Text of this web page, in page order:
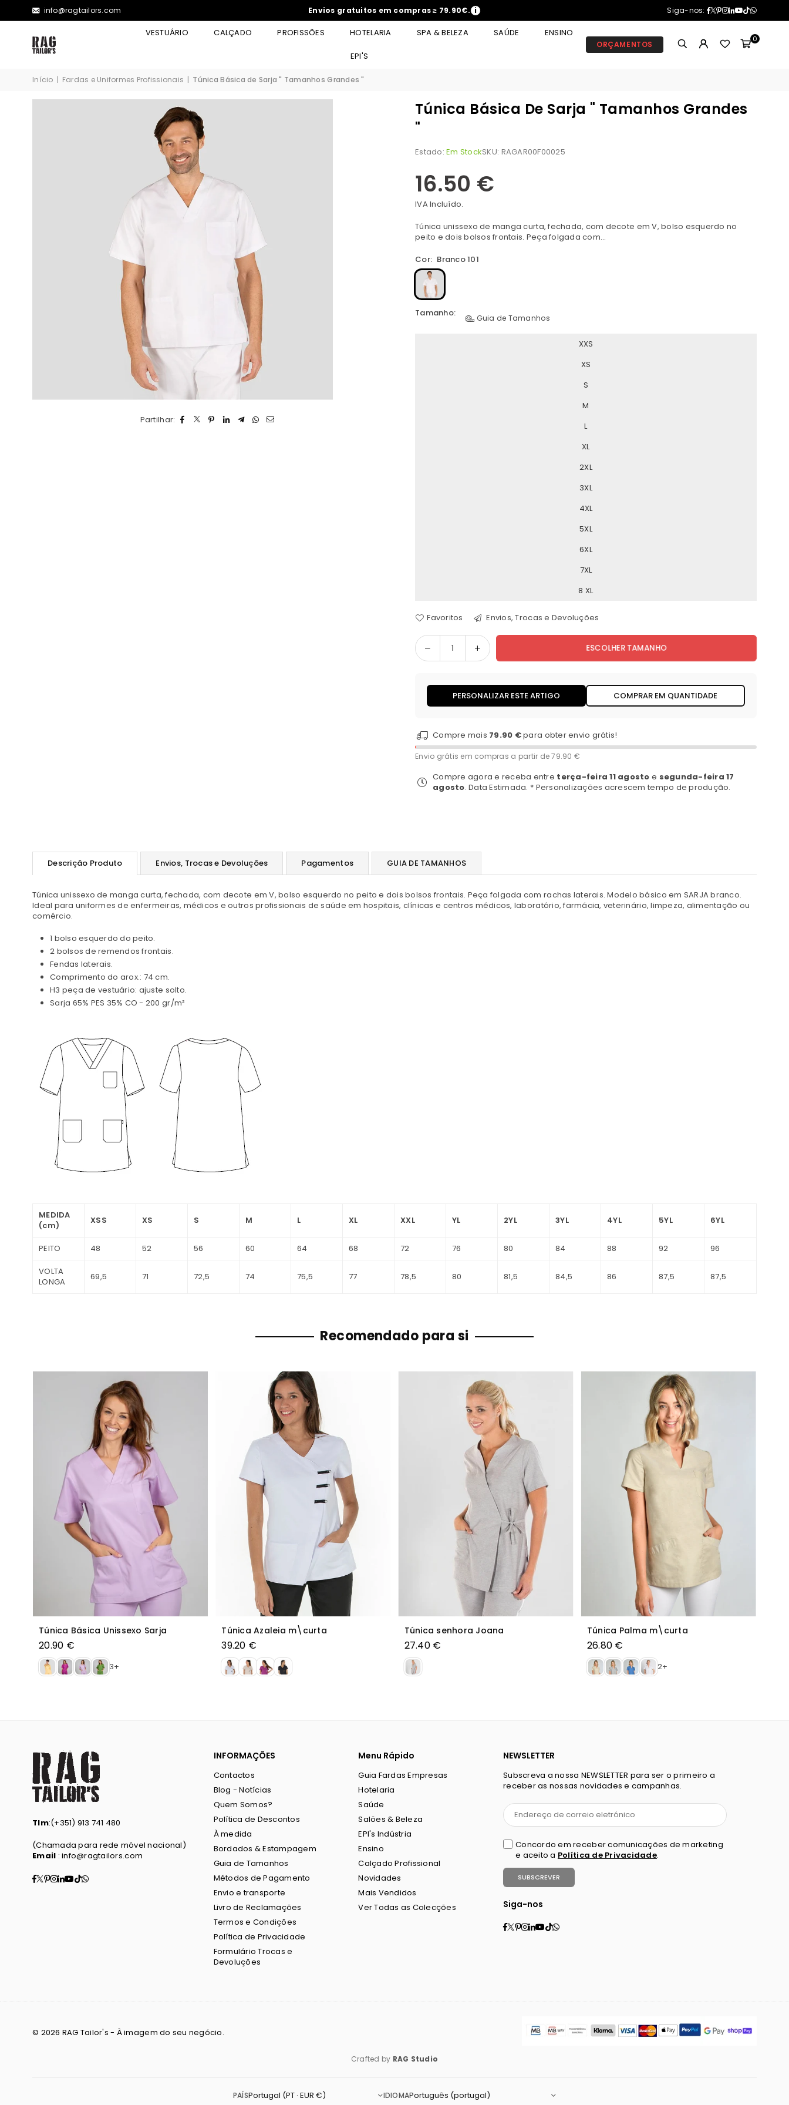
info@ragtailors.com Envios gratuitos em compras ≥ 79.90€. i Siga-nos: Facebook
Twitter
Pinterest
Instagram
Linkedin
YouTube
TikTok
VESTUÁRIO CALÇADO PROFISSÕES HOTELARIA SPA & BELEZA SAÚDE ENSINO
EPI'S
ORÇAMENTOS
0
Início | Fardas e Uniformes Profissionais | Túnica Básica de Sarja " Tamanhos Grandes "
Partilhar:
Túnica Básica De Sarja " Tamanhos Grandes
"
Estado:Em StockSKU: RAGAR00F00025
Preço
normal
16.50 €
IVA Incluído.
Túnica unissexo de manga curta, fechada, com decote em V, bolso esquerdo no
peito e dois bolsos frontais. Peça folgada com...
Cor: Branco 101
Tamanho: Guia de Tamanhos
XXS
XS
S
M
L
XL
2XL
3XL
4XL
5XL
6XL
7XL
8 XL
Favoritos Envios, Trocas e Devoluções
Quantidade ESCOLHER TAMANHO
PERSONALIZAR ESTE ARTIGO COMPRAR EM QUANTIDADE
Compre mais 79.90 €para obter envio grátis!
Envio grátis em compras a partir de79.90 €
Compre agora e receba entre terça-feira 11 agosto e segunda-feira 17
agosto. Data Estimada. * Personalizações acrescem tempo de produção.
Descrição Produto Envios, Trocas e Devoluções Pagamentos GUIA DE TAMANHOS
Túnica unissexo de manga curta, fechada, com decote em V, bolso esquerdo no peito e dois bolsos frontais. Peça folgada com rachas laterais.Modelo básico em SARJA branco.
Ideal para uniformes de enfermeiras, médicos e outros profissionais de saúde em hospitais, clínicas e centros médicos, laboratório, farmácia, veterinário, limpeza, alimentação ou
comércio.
1 bolso esquerdo do peito.
2 bolsos de remendos frontais.
Fendas laterais.
Comprimento do arox.: 74 cm.
H3 peça de vestuário: ajuste solto.
Sarja 65% PES 35% CO - 200 gr/m²
MEDIDA
(cm)
XSS XS S M L XL XXL YL 2YL 3YL 4YL 5YL 6YL
PEITO 48 52 56 60 64 68 72 76 80 84 88 92 96
VOLTA
LONGA
69,5 71 72,5 74 75,5 77 78,5 80 81,5 84,5 86 87,5 87,5
Recomendado para si
Túnica Básica Unissexo Sarja
20.90 €
Túnica Azaleia m\curta
39.20 €
Tunica Feminina Belmonte
37.90 €
Túnica Girona
39.95 €
Tlm:(+351) 913 741 480
(Chamada para rede móvel nacional)
Email : info@ragtailors.com
Facebook
Twitter
Pinterest
Instagram
Linkedin
YouTube
TikTok
Whatsapp
INFORMAÇÕES
Contactos
Blog - Notícias
Quem Somos?
Política de Descontos
À medida
Bordados & Estampagem
Guia de Tamanhos
Métodos de Pagamento
Envio e transporte
Livro de Reclamações
Termos e Condições
Política de Privacidade
Formulário Trocas e
Devoluções
Menu Rápido
Guia Fardas Empresas
Hotelaria
Saúde
Salões & Beleza
EPI's Indústria
Ensino
Calçado Profissional
Novidades
Mais Vendidos
Ver Todas as Colecções
NEWSLETTER
Subscreva a nossa NEWSLETTER para ser o primeiro a
receber as nossas novidades e campanhas.
Concordo em receber comunicações de marketing
e aceito a Política de Privacidade.
SUBSCREVER
Siga-nos
Facebook
Twitter
Pinterest
Instagram
Linkedin
YouTube
TikTok
Whatsapp
© 2026 RAG Tailor's - À imagem do seu negócio.
Crafted by RAG Studio
PAÍS IDIOMA